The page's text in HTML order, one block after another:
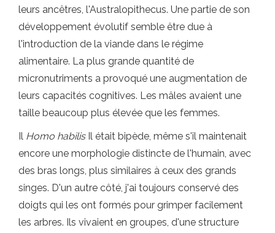
leurs ancêtres, l'Australopithecus. Une partie de son
développement évolutif semble être due à
l'introduction de la viande dans le régime
alimentaire. La plus grande quantité de
micronutriments a provoqué une augmentation de
leurs capacités cognitives. Les mâles avaient une
taille beaucoup plus élevée que les femmes.
Il Homo habilisIl était bipède, même s'il maintenait
encore une morphologie distincte de l'humain, avec
des bras longs, plus similaires à ceux des grands
singes. D'un autre côté, j'ai toujours conservé des
doigts qui les ont formés pour grimper facilement
les arbres. Ils vivaient en groupes, d'une structure